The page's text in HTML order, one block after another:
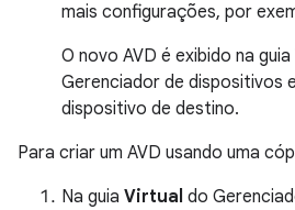
mais configurações, por
O novo AVD é exibido na guia
Gerenciador de dispositivos
dispositivo de destino.
Para criar um AVD usando uma
Na guia Virtual do